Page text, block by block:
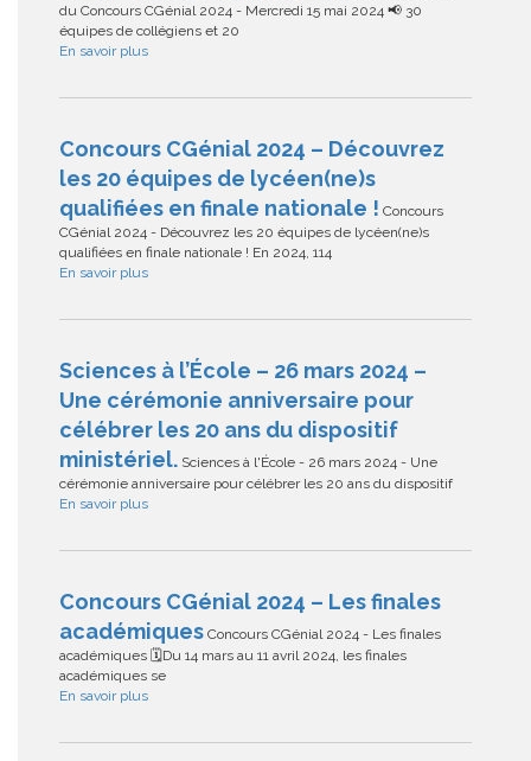
du Concours CGénial 2024 - Mercredi 15 mai 2024 📢 30
équipes de collégiens et 20
En savoir plus
Concours CGénial 2024 – Découvrez
les 20 équipes de lycéen(ne)s
qualifiées en finale nationale ! Concours
CGénial 2024 - Découvrez les 20 équipes de lycéen(ne)s
qualifiées en finale nationale ! En 2024, 114
En savoir plus
Sciences à l’École – 26 mars 2024 –
Une cérémonie anniversaire pour
célébrer les 20 ans du dispositif
ministériel. Sciences à l'École - 26 mars 2024 - Une
cérémonie anniversaire pour célébrer les 20 ans du dispositif
En savoir plus
Concours CGénial 2024 – Les finales
académiques Concours CGénial 2024 - Les finales
académiques 🗓Du 14 mars au 11 avril 2024, les finales
académiques se
En savoir plus